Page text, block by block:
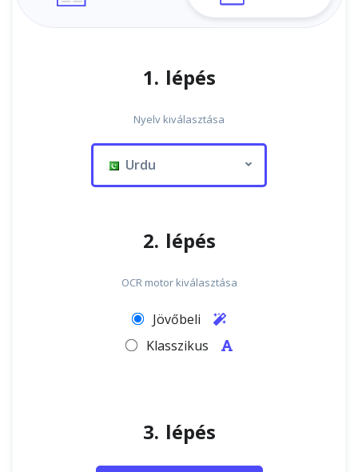
1. lépés
Nyelv kiválasztása
Urdu
2. lépés
OCR motor kiválasztása
Jövőbeli
Klasszikus
3. lépés